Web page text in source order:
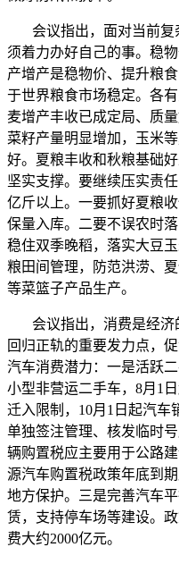
会议指出，面对当前复
须着力办好自己的事。稳
产增产是稳物价、提升粮
于世界粮食市场稳定。各
麦增产丰收已成定局、质
菜籽产量明显增加，玉米
好。夏粮丰收和秋粮基础
坚实支撑。要继续压实责
亿斤以上。一要抓好夏粮
保量入库。二要不误农时
稳住双季晚稻，落实大豆
粮田间管理，防范洪涝、
等菜篮子产品生产。
会议指出，消费是经济
回归正轨的重要发力点，
汽车消费潜力：一是活跃
小型非营运二手车，8月1
迁入限制，10月1日起汽车
单独签注管理、核发临时
辆购置税应主要用于公路
源汽车购置税政策年底到
地方保护。三是完善汽车
赁，支持停车场等建设。
费大约2000亿元。